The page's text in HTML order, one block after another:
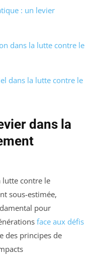
: un levier
dans la lutte contre le
dans la lutte contre le
dans la
lutte contre le
sous-estimée,
pour
face aux défis
des principes de